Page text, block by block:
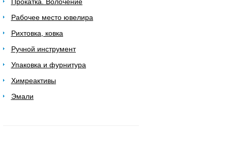
Рабочее место ювелира
Рихтовка, ковка
Ручной инструмент
Упаковка и фурнитура
Химреактивы
Эмали